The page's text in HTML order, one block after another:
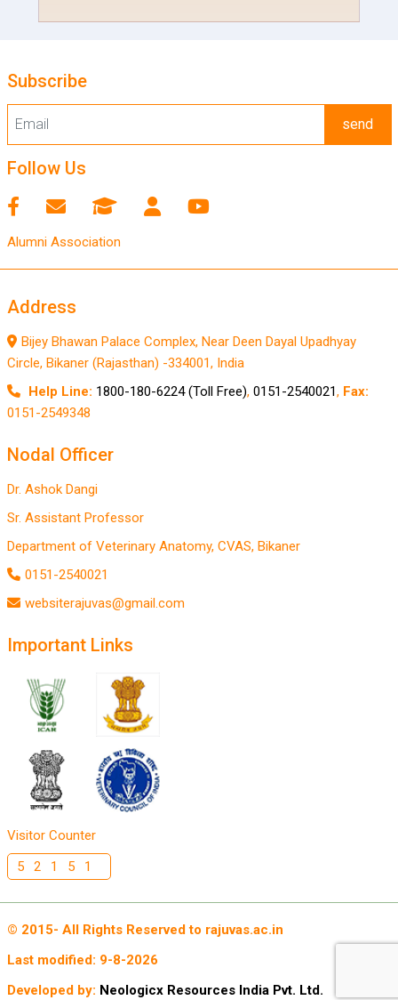
Subscribe
send
Follow Us
Alumni Association
Address
Bijey Bhawan Palace Complex, Near Deen Dayal Upadhyay
Circle, Bikaner (Rajasthan) -334001, India
Help Line: 1800-180-6224 (Toll Free), 0151-2540021, Fax:
0151-2549348
Nodal Officer
Dr. Ashok Dangi
Sr. Assistant Professor
Department of Veterinary Anatomy, CVAS, Bikaner
0151-2540021
websiterajuvas@gmail.com
Important Links
Visitor Counter
52151
© 2015- All Rights Reserved to rajuvas.ac.in
Last modified: 9-8-2026
Developed by: Neologicx Resources India Pvt. Ltd.